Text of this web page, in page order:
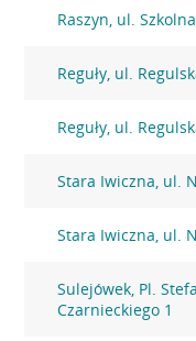
Raszyn, ul.
Reguły, ul.
Reguły, ul.
Stara Iwiczna, ul.
Stara Iwiczna, ul.
Sulejówek, Pl.
Czarnieckiego 1